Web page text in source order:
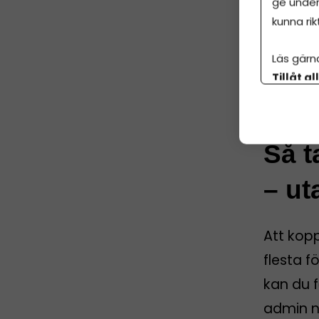
Så
–
Att
flesta
kan du
admin
kunna
Läs
Tillåt